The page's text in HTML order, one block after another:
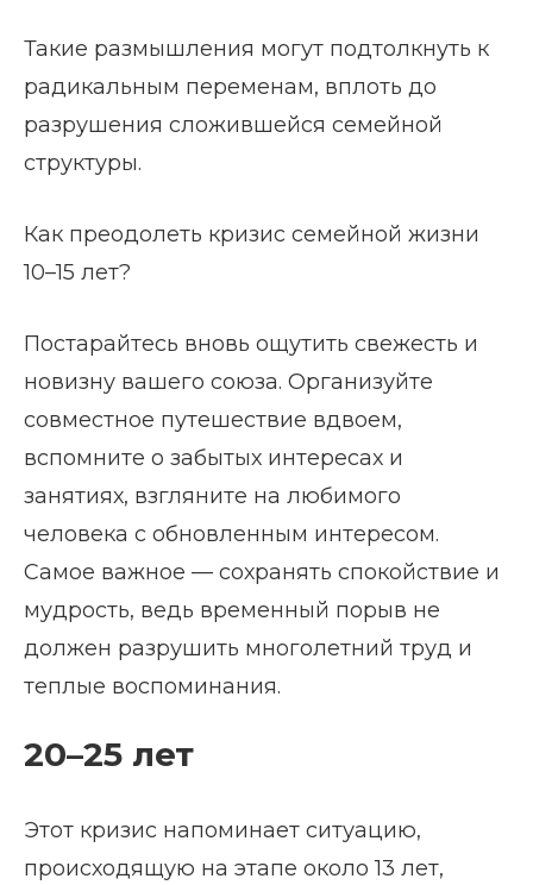
Такие размышления могут подтолкнуть к
радикальным переменам, вплоть до
разрушения сложившейся семейной
структуры.
Как преодолеть кризис семейной жизни
10–15 лет?
Постарайтесь вновь ощутить свежесть и
новизну вашего союза. Организуйте
совместное путешествие вдвоем,
вспомните о забытых интересах и
занятиях, взгляните на любимого
человека с обновленным интересом.
Самое важное — сохранять спокойствие и
мудрость, ведь временный порыв не
должен разрушить многолетний труд и
теплые воспоминания.
20–25 лет
Этот кризис напоминает ситуацию,
происходящую на этапе около 13 лет,